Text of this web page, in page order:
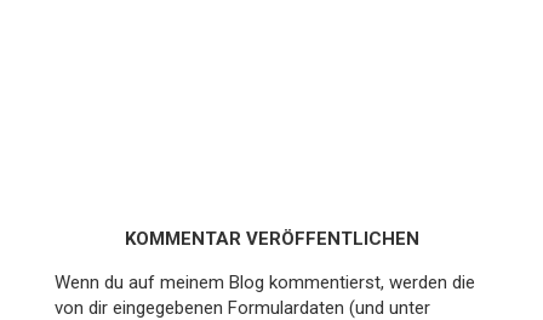
KOMMENTAR VERÖFFENTLICHEN
Wenn du auf meinem Blog kommentierst, werden die
von dir eingegebenen Formulardaten (und unter